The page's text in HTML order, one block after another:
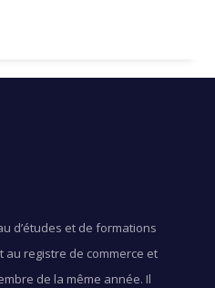
d’études et de formations
au registre de commerce et
de la même année. Il